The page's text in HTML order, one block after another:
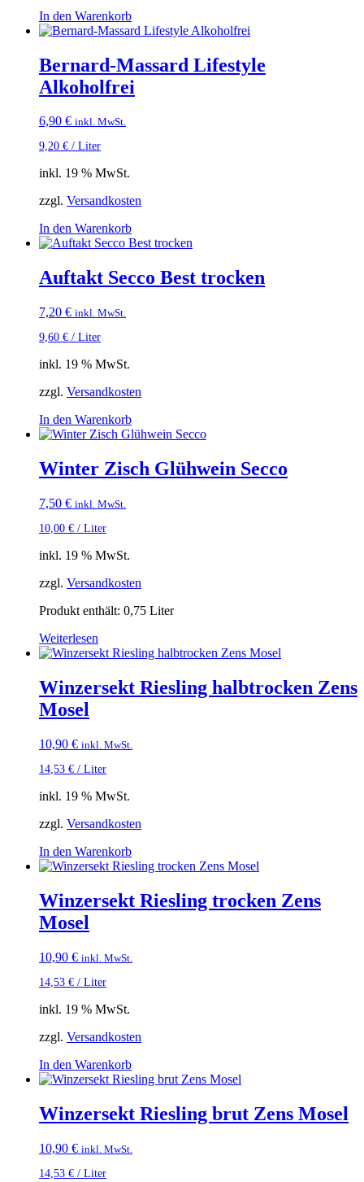
In den Warenkorb
Bernard-Massard Lifestyle
Alkoholfrei
6,90 € inkl. MwSt.
9,20 € / Liter
inkl. 19 % MwSt.
zzgl. Versandkosten
In den Warenkorb
Auftakt Secco Best trocken
7,20 € inkl. MwSt.
9,60 € / Liter
inkl. 19 % MwSt.
zzgl. Versandkosten
In den Warenkorb
Winter Zisch Glühwein Secco
7,50 € inkl. MwSt.
10,00 € / Liter
inkl. 19 % MwSt.
zzgl. Versandkosten
Produkt enthält: 0,75 Liter
Weiterlesen
Winzersekt Riesling halbtrocken Zens
Mosel
10,90 € inkl. MwSt.
14,53 € / Liter
inkl. 19 % MwSt.
zzgl. Versandkosten
In den Warenkorb
Winzersekt Riesling trocken Zens
Mosel
10,90 € inkl. MwSt.
14,53 € / Liter
inkl. 19 % MwSt.
zzgl. Versandkosten
In den Warenkorb
Winzersekt Riesling brut Zens Mosel
10,90 € inkl. MwSt.
14,53 € / Liter